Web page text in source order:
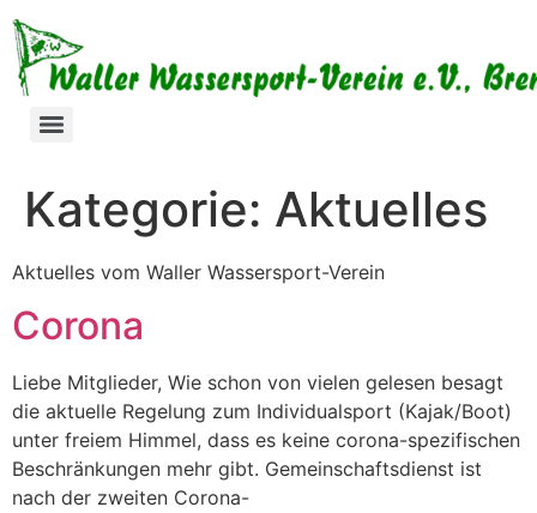
Kategorie: Aktuelles
Aktuelles vom Waller Wassersport-Verein
Corona
Liebe Mitglieder, Wie schon von vielen gelesen besagt
die aktuelle Regelung zum Individualsport (Kajak/Boot)
unter freiem Himmel, dass es keine corona-spezifischen
Beschränkungen mehr gibt. Gemeinschaftsdienst ist
nach der zweiten Corona-